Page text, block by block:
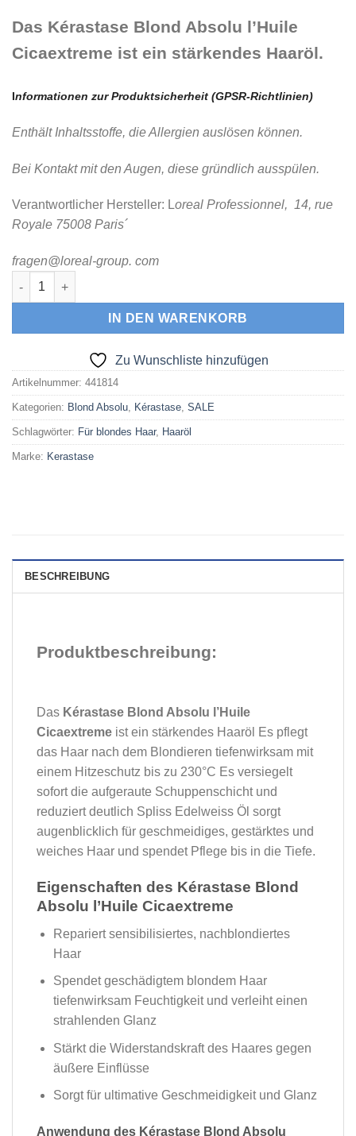
Das Kérastase Blond Absolu l’Huile
Cicaextreme ist ein stärkendes Haaröl.
Informationen zur Produktsicherheit (GPSR-Richtlinien)
Enthält Inhaltsstoffe, die Allergien auslösen können.
Bei Kontakt mit den Augen, diese gründlich ausspülen.
Verantwortlicher Hersteller: Loreal Professionnel, 14, rue
Royale 75008 Paris´
fragen@loreal-group. com
Kérastase Blond Absolu l’Huile Cicaextreme 75 ml (Haaröl)
IN DEN WARENKORB
Zu Wunschliste hinzufügen
Artikelnummer: 441814
Kategorien: Blond Absolu, Kérastase, SALE
Schlagwörter: Für blondes Haar, Haaröl
Marke: Kerastase
BESCHREIBUNG
Produktbeschreibung:
Das Kérastase Blond Absolu l’Huile
Cicaextreme ist ein stärkendes Haaröl Es pflegt
das Haar nach dem Blondieren tiefenwirksam mit
einem Hitzeschutz bis zu 230°C Es versiegelt
sofort die aufgeraute Schuppenschicht und
reduziert deutlich Spliss Edelweiss Öl sorgt
augenblicklich für geschmeidiges, gestärktes und
weiches Haar und spendet Pflege bis in die Tiefe.
Eigenschaften des Kérastase Blond
Absolu l’Huile Cicaextreme
Repariert sensibilisiertes, nachblondiertes
Haar
Spendet geschädigtem blondem Haar
tiefenwirksam Feuchtigkeit und verleiht einen
strahlenden Glanz
Stärkt die Widerstandskraft des Haares gegen
äußere Einflüsse
Sorgt für ultimative Geschmeidigkeit und Glanz
Anwendung des Kérastase Blond Absolu